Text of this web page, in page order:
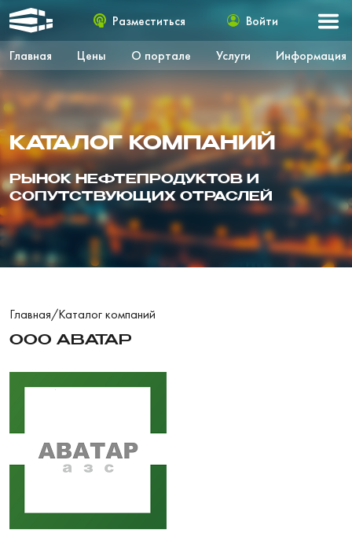
Главная Цены О портале Услуги Информация
Разместиться Войти
КАТАЛОГ КОМПАНИЙ
РЫНОК НЕФТЕПРОДУКТОВ И
СОПУТСТВУЮЩИХ ОТРАСЛЕЙ
Главная/Каталог компаний
ООО АВАТАР